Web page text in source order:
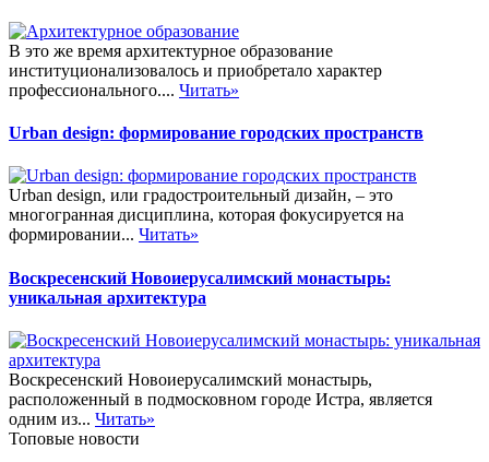
В это же время архитектурное образование
институционализовалось и приобретало характер
профессионального.... Читать»
Urban design: формирование городских пространств
Urban design, или градостроительный дизайн, – это
многогранная дисциплина, которая фокусируется на
формировании... Читать»
Воскресенский Новоиерусалимский монастырь:
уникальная архитектура
Воскресенский Новоиерусалимский монастырь,
расположенный в подмосковном городе Истра, является
одним из... Читать»
Топовые новости